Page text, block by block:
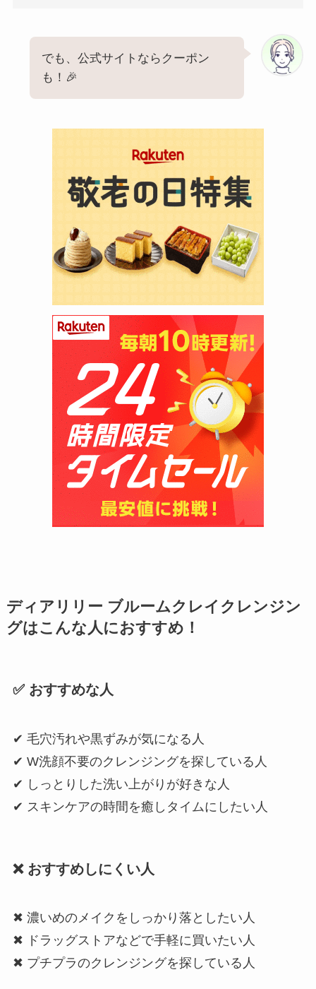
でも、公式サイトならクーポン
も！🎉
ディアリリー ブルームクレイクレンジン
グはこんな人におすすめ！
✅ おすすめな人
✔ 毛穴汚れや黒ずみが気になる人
✔ W洗顔不要のクレンジングを探している人
✔ しっとりした洗い上がりが好きな人
✔ スキンケアの時間を癒しタイムにしたい人
❌ おすすめしにくい人
✖ 濃いめのメイクをしっかり落としたい人
✖ ドラッグストアなどで手軽に買いたい人
✖ プチプラのクレンジングを探している人